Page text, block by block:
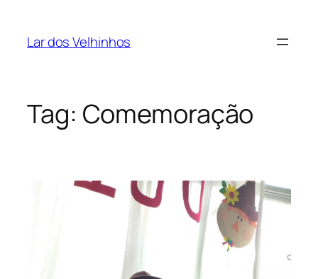
Lar dos Velhinhos
Tag: Comemoração